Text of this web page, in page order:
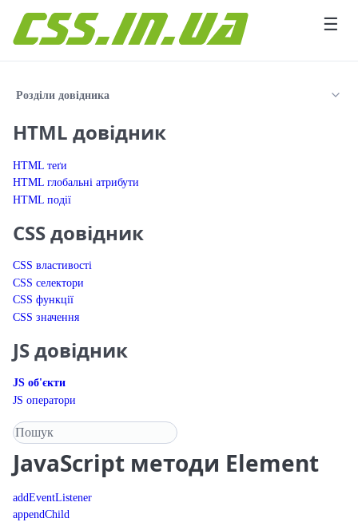
☰
Розділи довідника
HTML довідник
HTML теґи
HTML глобальні атрибути
HTML події
CSS довідник
CSS властивості
CSS селектори
CSS функції
CSS значення
JS довідник
JS об'єкти
JS оператори
Пошук у довіднику
JavaScript методи Element
addEventListener
appendChild